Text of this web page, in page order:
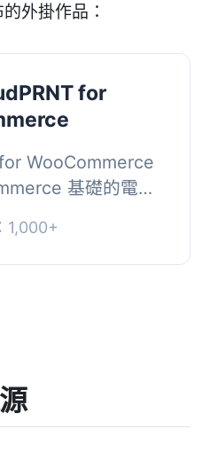
外掛作品：
for
WooCommerce
基礎的電子
戶下單時便可自動
快速建立遠程訂
...
1,000+